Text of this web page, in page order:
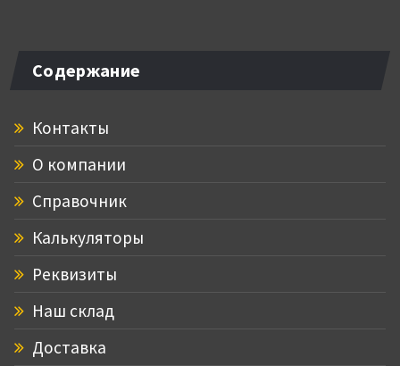
Содержание
Контакты
О компании
Справочник
Калькуляторы
Реквизиты
Наш склад
Доставка